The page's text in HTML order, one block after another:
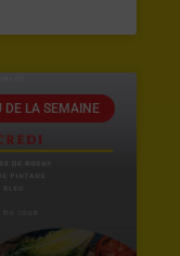
DE LA SEMAINE